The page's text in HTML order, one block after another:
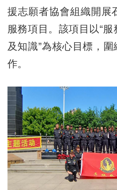
援志願者協會組織開展
服務項目。該項目以“
及知識”為核心目標，
作。